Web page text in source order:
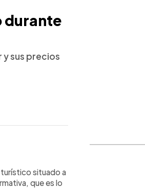
durante
y sus precios
turístico situado a
que es lo